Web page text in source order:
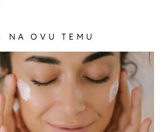
NA OVU TEMU